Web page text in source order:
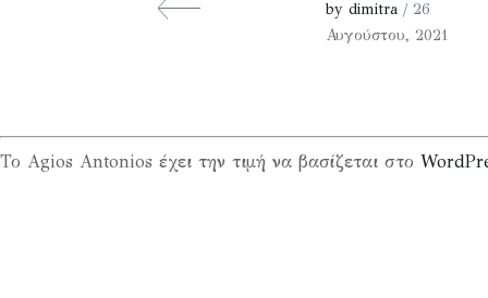
by dimitra / 26
Αυγούστου, 2021
Το Agios Antonios έχει την τιμή να βασίζεται στο